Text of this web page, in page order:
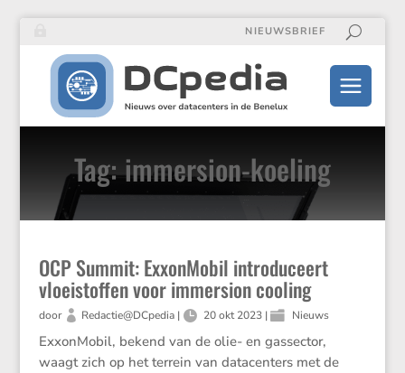
NIEUWSBRIEF
Tag: immersion-koeling
OCP Summit: ExxonMobil introduceert
vloeistoffen voor immersion cooling
door Redactie@DCpedia| 20 okt 2023 | Nieuws
Exxon­Mobil, bekend van de olie- en gassector,
waagt zich op het terrein van datacen­ters met de